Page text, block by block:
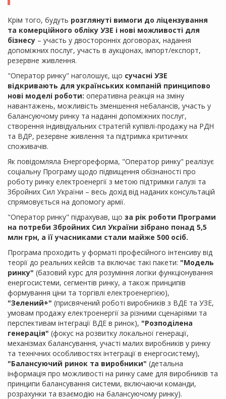
Крім того, будуть розглянуті вимоги до ліцензування
та комерційного обліку УЗЕ і нові можливості для
бізнесу – участь у двосторонніх договорах, надання
допоміжних послуг, участь в аукціонах, імпорт/експорт,
резервне живлення.
"Оператор ринку" наголошує, що сучасні УЗЕ
відкривають для українських компаній принципово
нові моделі роботи: оперативна реакція на зміну
навантажень, можливість зменшення небалансів, участь у
балансуючому ринку та наданні допоміжних послуг,
створення індивідуальних стратегій купівлі-продажу на РДН
та ВДР, резервне живлення та підтримка критичних
споживачів.
Як повідомляла Енергореформа, "Оператор ринку" реалізує
соціальну Програму щодо підвищення обізнаності про
роботу ринку електроенергії з метою підтримки галузі та
Збройних Сил України – весь дохід від наданих консультацій
спрямовується на допомогу армії.
"Оператор ринку" підрахував, що за рік роботи Програми
на потреби Збройних Сил України зібрано понад 5,5
млн грн, а її учасниками стали майже 500 осіб.
Програма проходить у форматі професійного інтенсиву від
теорії до реальних кейсів та включає такі пакети: "Модель
ринку" (базовий курс для розуміння логіки функціонування
енергосистеми, сегментів ринку, а також принципів
формування ціни та торгівлі електроенергією),
"Зелений+" (присвячений роботі виробників з ВДЕ та УЗЕ,
умовам продажу електроенергії за різними сценаріями та
перспективам інтеграції ВДЕ в ринок), "Розподілена
генерація" (фокус на розвитку локальної генерації,
механізмах балансування, участі малих виробників у ринку
та технічних особливостях інтеграції в енергосистему),
"Балансуючий ринок та виробники" (детальна
інформація про можливості на ринку саме для виробників та
принципи балансування системи, включаючи команди,
розрахунки та взаємодію на балансуючому ринку).